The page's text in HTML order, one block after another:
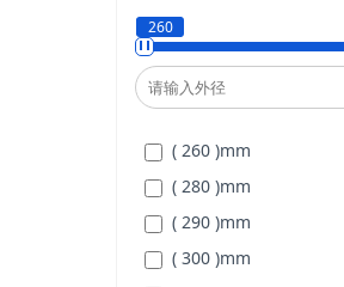
( 300 )
( 320 )mm
( 340 )mm
( 380 )mm
( 400 )mm
( 410 )mm
( 430 )mm
260
( 260 )mm
( 280 )mm
( 290 )mm
( 300 )mm